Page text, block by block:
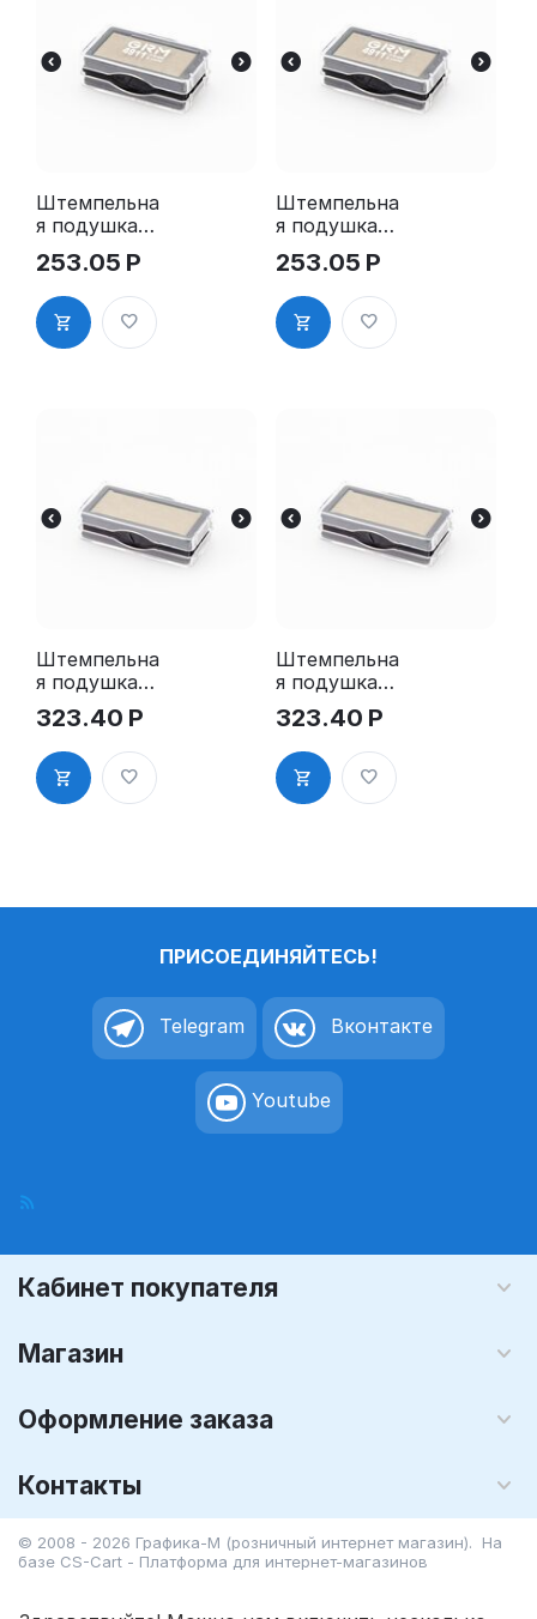
Штемпельна
я подушка
для GRM
4911 2Pads
253.05 Р
Штемпельна
я подушка
для GRM
4911 2Pads,
синяя
253.05 Р
Штемпельна
я подушка
для GRM
4912 2Pads
323.40 Р
Штемпельна
я подушка
для GRM
4912 2Pads,
синяя
323.40 Р
ПРИСОЕДИНЯЙТЕСЬ!
Telegram Вконтакте
Youtube
Кабинет покупателя
Магазин
Оформление заказа
Контакты
© 2008 - 2026 Графика-М (розничный интернет магазин). На
базе CS-Cart - Платформа для интернет-магазинов